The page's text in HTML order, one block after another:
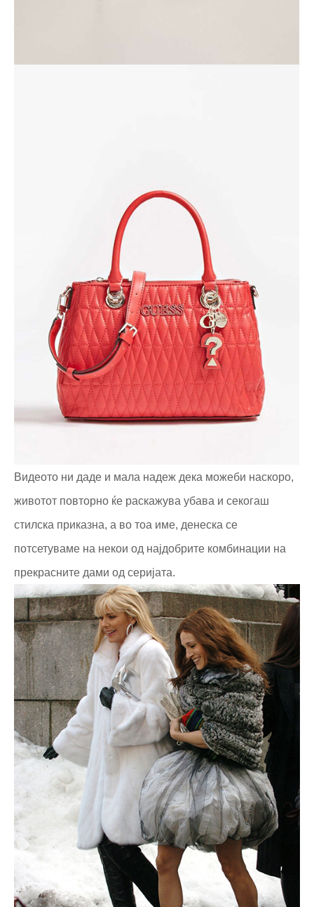
Видеото ни даде и мала надеж дека можеби наскоро,
животот повторно ќе раскажува убава и секогаш
стилска приказна, а во тоа име, денеска се
потсетуваме на некои од најдобрите комбинации на
прекрасните дами од серијата.